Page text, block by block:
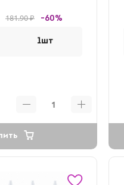
181.90 ₽ -60%
1шт